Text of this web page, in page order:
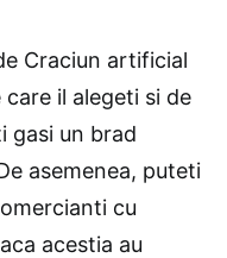
Craciun artificial
il alegeti si de
gasi un brad
asemenea, puteti
cu
acestia au